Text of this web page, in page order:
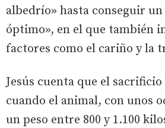
albedrío» hasta conseguir
óptimo», en el que también
factores como el cariño y la
Jesús cuenta que el
cuando el animal, con unos
un peso entre 800 y 1.100